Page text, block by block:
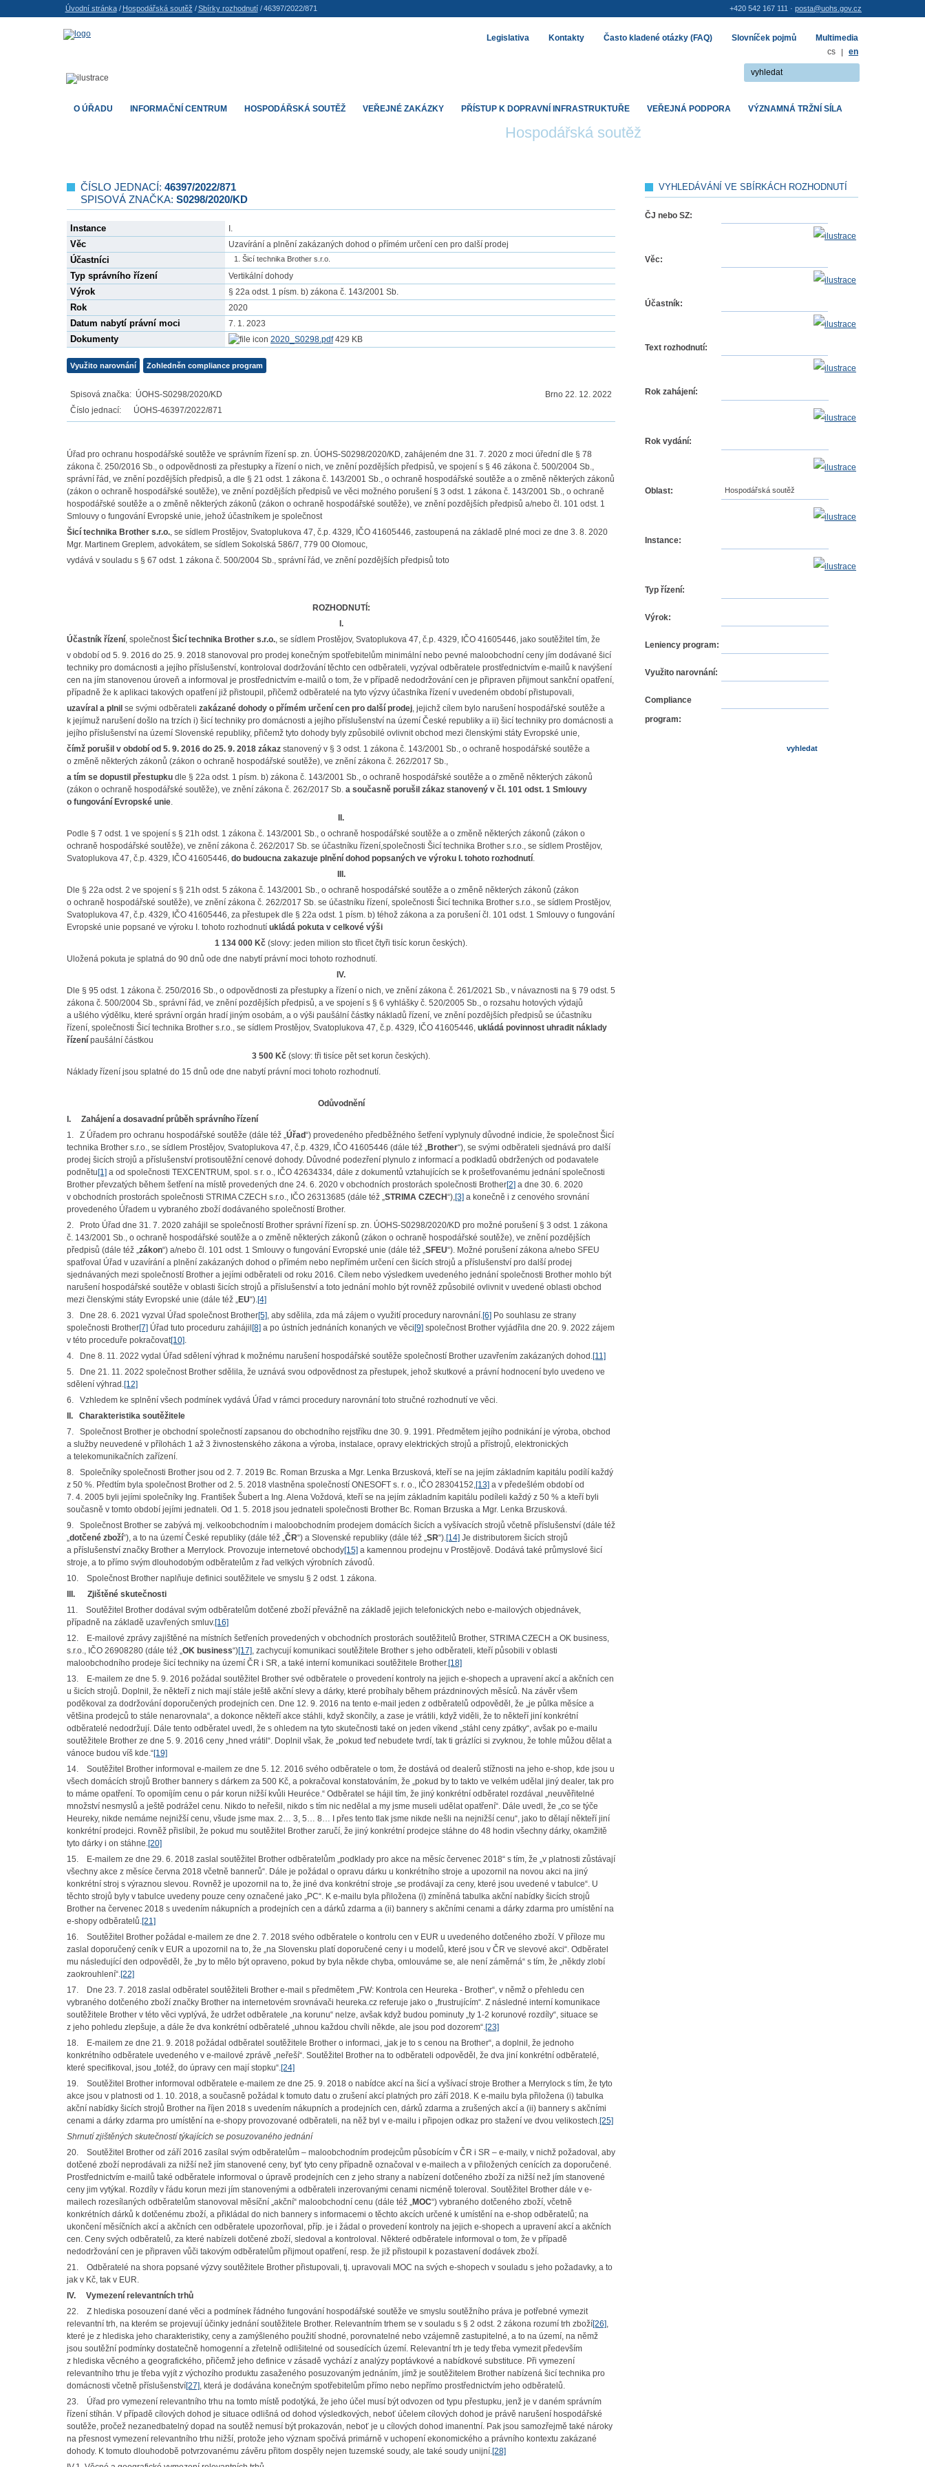
Hospodářská soutěž
ČÍSLO JEDNACÍ: 46397/2022/871
SPISOVÁ ZNAČKA: S0298/2020/KD
Instance I.
Věc Uzavírání a plnění zakázaných dohod o přímém určení cen pro další prodej
Účastníci Šicí technika Brother s.r.o.
Typ správního řízení Vertikální dohody
Výrok § 22a odst. 1 písm. b) zákona č. 143/2001 Sb.
Rok 2020
Datum nabytí právní moci 7. 1. 2023
Dokumenty 2020_S0298.pdf429 KB
Využito narovnání Zohledněn compliance program
Spisová značka: ÚOHS-S0298/2020/KD
Číslo jednací: ÚOHS-46397/2022/871
Brno 22. 12. 2022
Úřad pro ochranu hospodářské soutěže ve správním řízení sp. zn. ÚOHS-S0298/2020/KD, zahájeném dne 31. 7. 2020 z moci úřední dle § 78
zákona č. 250/2016 Sb., o odpovědnosti za přestupky a řízení o nich, ve znění pozdějších předpisů, ve spojení s § 46 zákona č. 500/2004 Sb.,
správní řád, ve znění pozdějších předpisů, a dle § 21 odst. 1 zákona č. 143/2001 Sb., o ochraně hospodářské soutěže a o změně některých zákonů
(zákon o ochraně hospodářské soutěže), ve znění pozdějších předpisů ve věci možného porušení § 3 odst. 1 zákona č. 143/2001 Sb., o ochraně
hospodářské soutěže a o změně některých zákonů (zákon o ochraně hospodářské soutěže), ve znění pozdějších předpisů a/nebo čl. 101 odst. 1
Smlouvy o fungování Evropské unie, jehož účastníkem je společnost
Šicí technika Brother s.r.o., se sídlem Prostějov, Svatoplukova 47, č.p. 4329, IČO 41605446, zastoupená na základě plné moci ze dne 3. 8. 2020
Mgr. Martinem Greplem, advokátem, se sídlem Sokolská 586/7, 779 00 Olomouc,
vydává v souladu s § 67 odst. 1 zákona č. 500/2004 Sb., správní řád, ve znění pozdějších předpisů toto
ROZHODNUTÍ :
I.
Účastník řízení, společnostŠicí technika Brother s.r.o., se sídlem Prostějov, Svatoplukova 47, č.p. 4329, IČO 41605446, jako soutěžitel tím, že
v období od 5. 9. 2016 do 25. 9. 2018 stanovoval pro prodej konečným spotřebitelům minimální nebo pevné maloobchodní ceny jím dodávané šicí
techniky pro domácnosti a jejího příslušenství, kontroloval dodržování těchto cen odběrateli, vyzýval odběratele prostřednictvím e-mailů k navýšení
cen na jím stanovenou úroveň a informoval je prostřednictvím e-mailů o tom, že v případě nedodržování cen je připraven přijmout sankční opatření,
případně že k aplikaci takových opatření již přistoupil, přičemž odběratelé na tyto výzvy účastníka řízení v uvedeném období přistupovali,
uzavíral a plnil se svými odběrateli zakázané dohody o přímém určení cen pro další prodej, jejichž cílem bylo narušení hospodářské soutěže a
k jejímuž narušení došlo na trzích i) šicí techniky pro domácnosti a jejího příslušenství na území České republiky a ii) šicí techniky pro domácnosti a
jejího příslušenství na území Slovenské republiky, přičemž tyto dohody byly způsobilé ovlivnit obchod mezi členskými státy Evropské unie,
čímž porušil v období od 5. 9. 2016 do 25. 9. 2018 zákaz stanovený v § 3 odst. 1 zákona č. 143/2001 Sb., o ochraně hospodářské soutěže a
o změně některých zákonů (zákon o ochraně hospodářské soutěže), ve znění zákona č. 262/2017 Sb.,
a tím se dopustil přestupku dle § 22a odst. 1 písm. b) zákona č. 143/2001 Sb., o ochraně hospodářské soutěže a o změně některých zákonů
(zákon o ochraně hospodářské soutěže), ve znění zákona č. 262/2017 Sb. a současně porušil zákaz stanovený v čl. 101 odst. 1 Smlouvy
o fungování Evropské unie.
II.
Podle § 7 odst. 1 ve spojení s § 21h odst. 1 zákona č. 143/2001 Sb., o ochraně hospodářské soutěže a o změně některých zákonů (zákon o
ochraně hospodářské soutěže), ve znění zákona č. 262/2017 Sb. se účastníku řízení,společnosti Šicí technika Brother s.r.o., se sídlem Prostějov,
Svatoplukova 47, č.p. 4329, IČO 41605446, do budoucna zakazuje plnění dohod popsaných ve výroku I. tohoto rozhodnutí.
III.
Dle § 22a odst. 2 ve spojení s § 21h odst. 5 zákona č. 143/2001 Sb., o ochraně hospodářské soutěže a o změně některých zákonů (zákon
o ochraně hospodářské soutěže), ve znění zákona č. 262/2017 Sb. se účastníku řízení, společnosti Šicí technika Brother s.r.o., se sídlem Prostějov,
Svatoplukova 47, č.p. 4329, IČO 41605446, za přestupek dle § 22a odst. 1 písm. b) téhož zákona a za porušení čl. 101 odst. 1 Smlouvy o fungování
Evropské unie popsané ve výroku I. tohoto rozhodnutí ukládá pokuta v celkové výši
1 134 000 Kč (slovy: jeden milion sto třicet čtyři tisíc korun českých).
Uložená pokuta je splatná do 90 dnů ode dne nabytí právní moci tohoto rozhodnutí.
IV.
Dle § 95 odst. 1 zákona č. 250/2016 Sb., o odpovědnosti za přestupky a řízení o nich, ve znění zákona č. 261/2021 Sb., v návaznosti na § 79 odst. 5
zákona č. 500/2004 Sb., správní řád, ve znění pozdějších předpisů, a ve spojení s § 6 vyhlášky č. 520/2005 Sb., o rozsahu hotových výdajů
a ušlého výdělku, které správní orgán hradí jiným osobám, a o výši paušální částky nákladů řízení, ve znění pozdějších předpisů se účastníku
řízení, společnosti Šicí technika Brother s.r.o., se sídlem Prostějov, Svatoplukova 47, č.p. 4329, IČO 41605446, ukládá povinnost uhradit náklady
řízení paušální částkou
3 500 Kč (slovy: tři tisíce pět set korun českých).
Náklady řízení jsou splatné do 15 dnů ode dne nabytí právní moci tohoto rozhodnutí.
Odůvodnění
I. Zahájení a dosavadní průběh správního řízení
1. Z Úřadem pro ochranu hospodářské soutěže (dále též „Úřad“) provedeného předběžného šetření vyplynuly důvodné indicie, že společnost Šicí
technika Brother s.r.o., se sídlem Prostějov, Svatoplukova 47, č.p. 4329, IČO 41605446 (dále též „Brother“), se svými odběrateli sjednává pro další
prodej šicích strojů a příslušenství protisoutěžní cenové dohody. Důvodné podezření plynulo z informací a podkladů obdržených od podavatele
podnětu [1] a od společnosti TEXCENTRUM, spol. s r. o., IČO 42634334, dále z dokumentů vztahujících se k prošetřovanému jednání společnosti
Brother převzatých během šetření na místě provedených dne 24. 6. 2020 v obchodních prostorách společnosti Brother[2] a dne 30. 6. 2020
v obchodních prostorách společnosti STRIMA CZECH s.r.o., IČO 26313685 (dále též „STRIMA CZECH “),[3] a konečně i z cenového srovnání
provedeného Úřadem u vybraného zboží dodávaného společností Brother.
2. Proto Úřad dne 31. 7. 2020 zahájil se společností Brother správní řízení sp. zn. ÚOHS-S0298/2020/KD pro možné porušení § 3 odst. 1 zákona
č. 143/2001 Sb., o ochraně hospodářské soutěže a o změně některých zákonů (zákon o ochraně hospodářské soutěže), ve znění pozdějších
předpisů (dále též „zákon“) a/nebo čl. 101 odst. 1 Smlouvy o fungování Evropské unie (dále též „SFEU“). Možné porušení zákona a/nebo SFEU
spatřoval Úřad v uzavírání a plnění zakázaných dohod o přímém nebo nepřímém určení cen šicích strojů a příslušenství pro další prodej
sjednávaných mezi společností Brother a jejími odběrateli od roku 2016. Cílem nebo výsledkem uvedeného jednání společnosti Brother mohlo být
narušení hospodářské soutěže v oblasti šicích strojů a příslušenství a toto jednání mohlo být rovněž způsobilé ovlivnit v uvedené oblasti obchod
mezi členskými státy Evropské unie (dále též „EU“).[4]
3. Dne 28. 6. 2021 vyzval Úřad společnost Brother[5], aby sdělila, zda má zájem o využití procedury narovnání.[6] Po souhlasu ze strany
společnosti Brother[7] Úřad tuto proceduru zahájil [8] a po ústních jednáních konaných ve věci [9] společnost Brother vyjádřila dne 20. 9. 2022 zájem
v této proceduře pokračovat[10].
4. Dne 8. 11. 2022 vydal Úřad sdělení výhrad k možnému narušení hospodářské soutěže společností Brother uzavřením zakázaných dohod.[11]
5. Dne 21. 11. 2022 společnost Brother sdělila, že uznává svou odpovědnost za přestupek, jehož skutkové a právní hodnocení bylo uvedeno ve
sdělení výhrad.[12]
6. Vzhledem ke splnění všech podmínek vydává Úřad v rámci procedury narovnání toto stručné rozhodnutí ve věci.
II. Charakteristika soutěžitele
7. Společnost Brother je obchodní společností zapsanou do obchodního rejstříku dne 30. 9. 1991. Předmětem jejího podnikání je výroba, obchod
a služby neuvedené v přílohách 1 až 3 živnostenského zákona a výroba, instalace, opravy elektrických strojů a přístrojů, elektronických
a telekomunikačních zařízení.
8. Společníky společnosti Brother jsou od 2. 7. 2019 Bc. Roman Brzuska a Mgr. Lenka Brzusková, kteří se na jejím základním kapitálu podílí každý
z 50 %. Předtím byla společnost Brother od 2. 5. 2018 vlastněna společností ONESOFT s. r. o., IČO 28304152,[13] a v předešlém období od
7. 4. 2005 byli jejími společníky Ing. František Šubert a Ing. Alena Voždová, kteří se na jejím základním kapitálu podíleli každý z 50 % a kteří byli
současně v tomto období jejími jednateli. Od 1. 5. 2018 jsou jednateli společnosti Brother Bc. Roman Brzuska a Mgr. Lenka Brzusková.
9. Společnost Brother se zabývá mj. velkoobchodním i maloobchodním prodejem domácích šicích a vyšívacích strojů včetně příslušenství (dále též
„dotčené zboží“), a to na území České republiky (dále též „ČR“) a Slovenské republiky (dále též „SR“).[14] Je distributorem šicích strojů
a příslušenství značky Brother a Merrylock. Provozuje internetové obchody[15] a kamennou prodejnu v Prostějově. Dodává také průmyslové šicí
stroje, a to přímo svým dlouhodobým odběratelům z řad velkých výrobních závodů.
10. Společnost Brother naplňuje definici soutěžitele ve smyslu § 2 odst. 1 zákona.
III. Zjištěné skutečnosti
11. Soutěžitel Brother dodával svým odběratelům dotčené zboží převážně na základě jejich telefonických nebo e-mailových objednávek,
případně na základě uzavřených smluv.[16]
12. E-mailové zprávy zajištěné na místních šetřeních provedených v obchodních prostorách soutěžitelů Brother, STRIMA CZECH a OK business,
s.r.o., IČO 26908280 (dále též „OK business“)[17], zachycují komunikaci soutěžitele Brother s jeho odběrateli, kteří působili v oblasti
maloobchodního prodeje šicí techniky na území ČR i SR, a také interní komunikaci soutěžitele Brother.[18]
13. E-mailem ze dne 5. 9. 2016 požádal soutěžitel Brother své odběratele o provedení kontroly na jejich e-shopech a upravení akcí a akčních cen
u šicích strojů. Doplnil, že někteří z nich mají stále ještě akční slevy a dárky, které probíhaly během prázdninových měsíců. Na závěr všem
poděkoval za dodržování doporučených prodejních cen. Dne 12. 9. 2016 na tento e-mail jeden z odběratelů odpověděl, že „je půlka měsíce a
většina prodejců to stále nenarovnala“, a dokonce někteří akce stáhli, když skončily, a zase je vrátili, když viděli, že to někteří jiní konkrétní
odběratelé nedodržují. Dále tento odběratel uvedl, že s ohledem na tyto skutečnosti také on jeden víkend „stáhl ceny zpátky“, avšak po e-mailu
soutěžitele Brother ze dne 5. 9. 2016 ceny „hned vrátil“. Doplnil však, že „pokud teď nebudete tvrdí, tak ti grázlíci si zvyknou, že tohle můžou dělat a
vánoce budou víš kde.“[19]
14. Soutěžitel Brother informoval e-mailem ze dne 5. 12. 2016 svého odběratele o tom, že dostává od dealerů stížnosti na jeho e-shop, kde jsou u
všech domácích strojů Brother bannery s dárkem za 500 Kč, a pokračoval konstatováním, že „pokud by to takto ve velkém udělal jiný dealer, tak pro
to máme opatření. To opomíjím cenu o pár korun nižší kvůli Heuréce.“ Odběratel se hájil tím, že jiný konkrétní odběratel rozdával „neuvěřitelné
množství nesmyslů a ještě podrážel cenu. Nikdo to neřešil, nikdo s tím nic nedělal a my jsme museli udělat opatření“. Dále uvedl, že „co se týče
Heureky, nikde nemáme nejnižší cenu, všude jsme max. 2… 3, 5… 8… I přes tento tlak jsme nikde nešli na nejnižší cenu“, jako to dělají někteří jiní
konkrétní prodejci. Rovněž přislíbil, že pokud mu soutěžitel Brother zaručí, že jiný konkrétní prodejce stáhne do 48 hodin všechny dárky, okamžitě
tyto dárky i on stáhne.[20]
15. E-mailem ze dne 29. 6. 2018 zaslal soutěžitel Brother odběratelům „podklady pro akce na měsíc červenec 2018“ s tím, že „v platnosti zůstávají
všechny akce z měsíce června 2018 včetně bannerů“. Dále je požádal o opravu dárku u konkrétního stroje a upozornil na novou akci na jiný
konkrétní stroj s výraznou slevou. Rovněž je upozornil na to, že jiné dva konkrétní stroje „se prodávají za ceny, které jsou uvedené v tabulce“. U
těchto strojů byly v tabulce uvedeny pouze ceny označené jako „PC“. K e-mailu byla přiložena (i) zmíněná tabulka akční nabídky šicích strojů
Brother na červenec 2018 s uvedením nákupních a prodejních cen a dárků zdarma a (ii) bannery s akčními cenami a dárky zdarma pro umístění na
e-shopy odběratelů.[21]
16. Soutěžitel Brother požádal e-mailem ze dne 2. 7. 2018 svého odběratele o kontrolu cen v EUR u uvedeného dotčeného zboží. V příloze mu
zaslal doporučený ceník v EUR a upozornil na to, že „na Slovensku platí doporučené ceny i u modelů, které jsou v ČR ve slevové akci“. Odběratel
mu následující den odpověděl, že „by to mělo být opraveno, pokud by byla někde chyba, omlouváme se, ale není záměrná“ s tím, že „někdy zlobí
zaokrouhlení“.[22]
17. Dne 23. 7. 2018 zaslal odběratel soutěžiteli Brother e-mail s předmětem „FW: Kontrola cen Heureka - Brother“, v němž o přehledu cen
vybraného dotčeného zboží značky Brother na internetovém srovnávači heureka.cz referuje jako o „frustrujícím“. Z následné interní komunikace
soutěžitele Brother v této věci vyplývá, že udržet odběratele „na korunu“ nelze, avšak když budou pominuty „ty 1-2 korunové rozdíly“, situace se
z jeho pohledu zlepšuje, a dále že dva konkrétní odběratelé „uhnou každou chvíli někde, ale jsou pod dozorem“.[23]
18. E-mailem ze dne 21. 9. 2018 požádal odběratel soutěžitele Brother o informaci, „jak je to s cenou na Brother“, a doplnil, že jednoho
konkrétního odběratele uvedeného v e-mailové zprávě „neřeší“. Soutěžitel Brother na to odběrateli odpověděl, že dva jiní konkrétní odběratelé,
které specifikoval, jsou „totéž, do úpravy cen mají stopku“.[24]
19. Soutěžitel Brother informoval odběratele e-mailem ze dne 25. 9. 2018 o nabídce akcí na šicí a vyšívací stroje Brother a Merrylock s tím, že tyto
akce jsou v platnosti od 1. 10. 2018, a současně požádal k tomuto datu o zrušení akcí platných pro září 2018. K e-mailu byla přiložena (i) tabulka
akční nabídky šicích strojů Brother na říjen 2018 s uvedením nákupních a prodejních cen, dárků zdarma a zrušených akcí a (ii) bannery s akčními
cenami a dárky zdarma pro umístění na e-shopy provozované odběrateli, na něž byl v e-mailu i připojen odkaz pro stažení ve dvou velikostech.[25]
Shrnutí zjištěných skutečností týkajících se posuzovaného jednání
20. Soutěžitel Brother od září 2016 zasílal svým odběratelům – maloobchodním prodejcům působícím v ČR i SR – e-maily, v nichž požadoval, aby
dotčené zboží neprodávali za nižší než jím stanovené ceny, byť tyto ceny případně označoval v e-mailech a v přiložených cenících za doporučené.
Prostřednictvím e-mailů také odběratele informoval o úpravě prodejních cen z jeho strany a nabízení dotčeného zboží za nižší než jím stanovené
ceny jim vytýkal. Rozdíly v řádu korun mezi jím stanovenými a odběrateli inzerovanými cenami nicméně toleroval. Soutěžitel Brother dále v e-
mailech rozesílaných odběratelům stanovoval měsíční „akční“ maloobchodní cenu (dále též „MOC“) vybraného dotčeného zboží, včetně
konkrétních dárků k dotčenému zboží, a přikládal do nich bannery s informacemi o těchto akcích určené k umístění na e-shop odběratelů; na
ukončení měsíčních akcí a akčních cen odběratele upozorňoval, příp. je i žádal o provedení kontroly na jejich e-shopech a upravení akcí a akčních
cen. Ceny svých odběratelů, za které nabízeli dotčené zboží, sledoval a kontroloval. Některé odběratele informoval o tom, že v případě
nedodržování cen je připraven vůči takovým odběratelům přijmout opatření, resp. že již přistoupil k pozastavení dodávek zboží.
21. Odběratelé na shora popsané výzvy soutěžitele Brother přistupovali, tj. upravovali MOC na svých e-shopech v souladu s jeho požadavky, a to
jak v Kč, tak v EUR.
IV. Vymezení relevantních trhů
22. Z hlediska posouzení dané věci a podmínek řádného fungování hospodářské soutěže ve smyslu soutěžního práva je potřebné vymezit
relevantní trh, na kterém se projevují účinky jednání soutěžitele Brother. Relevantním trhem se v souladu s § 2 odst. 2 zákona rozumí trh zboží[26],
které je z hlediska jeho charakteristiky, ceny a zamýšleného použití shodné, porovnatelné nebo vzájemně zastupitelné, a to na území, na němž
jsou soutěžní podmínky dostatečně homogenní a zřetelně odlišitelné od sousedících území. Relevantní trh je tedy třeba vymezit především
z hlediska věcného a geografického, přičemž jeho definice v zásadě vychází z analýzy poptávkové a nabídkové substituce. Při vymezení
relevantního trhu je třeba vyjít z výchozího produktu zasaženého posuzovaným jednáním, jímž je soutěžitelem Brother nabízená šicí technika pro
domácnosti včetně příslušenství[27], která je dodávána konečným spotřebitelům přímo nebo nepřímo prostřednictvím jeho odběratelů.
23. Úřad pro vymezení relevantního trhu na tomto místě podotýká, že jeho účel musí být odvozen od typu přestupku, jenž je v daném správním
řízení stíhán. V případě cílových dohod je situace odlišná od dohod výsledkových, neboť účelem cílových dohod je právě narušení hospodářské
soutěže, pročež nezanedbatelný dopad na soutěž nemusí být prokazován, neboť je u cílových dohod imanentní. Pak jsou samozřejmě také nároky
na přesnost vymezení relevantního trhu nižší, protože jeho význam spočívá primárně v uchopení ekonomického a právního kontextu zakázané
dohody. K tomuto dlouhodobě potvrzovanému závěru přitom dospěly nejen tuzemské soudy, ale také soudy unijní.[28]
VYHLEDÁVÁNÍ VE SBÍRKÁCH ROZHODNUTÍ
ČJ nebo SZ:
Věc:
Účastník:
Text rozhodnutí:
Rok zahájení:
Rok vydání:
Oblast: Hospodářská soutěž
Instance:
Typ řízení:
Výrok:
Leniency program:
Využito narovnání:
Compliance
program:
O ÚŘADU INFORMAČNÍ CENTRUM HOSPODÁŘSKÁ SOUTĚŽ VEŘEJNÉ ZAKÁZKY PŘÍSTUP K DOPRAVNÍ INFRASTRUKTUŘE VEŘEJNÁ PODPORA VÝZNAMNÁ TRŽNÍ SÍLA
Legislativa Kontakty Často kladené otázky (FAQ) Slovníček pojmů
Multimedia
cs
| en
Úvodní stránka/ Hospodářská soutěž / Sbírky rozhodnutí/ 46397/2022/871 +420 542 167 111 · posta@uohs.gov.cz